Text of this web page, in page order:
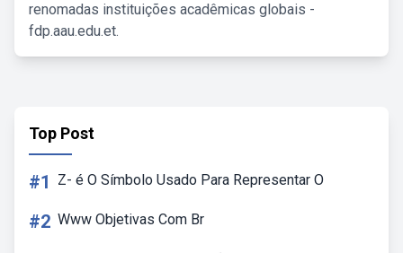
renomadas instituições acadêmicas globais -
fdp.aau.edu.et.
Top Post
#1 Z- é O Símbolo Usado Para Representar O
#2 Www Objetivas Com Br